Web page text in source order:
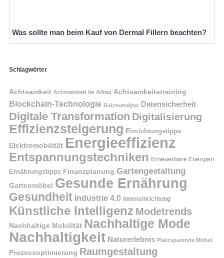
Was sollte man beim Kauf von Dermal Fillern beachten?
Schlagwörter
Achtsamkeit Achtsamkeit im Alltag Achtsamkeitstraining
Blockchain-Technologie Datenanalyse Datensicherheit
Digitale Transformation Digitalisierung
Effizienzsteigerung Einrichtungstipps
Elektromobilität Energieeffizienz
Entspannungstechniken Erneuerbare Energien
Ernährungstipps Finanzplanung Gartengestaltung
Gartenmöbel Gesunde Ernährung
Gesundheit Industrie 4.0 Inneneinrichtung
Künstliche Intelligenz Modetrends
Nachhaltige Mobilität Nachhaltige Mode
Nachhaltigkeit Naturerlebnis Platzsparende Möbel
Prozessoptimierung Raumgestaltung